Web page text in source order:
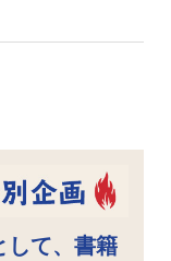
して、書籍